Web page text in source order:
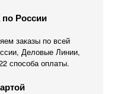
России
заказы по всей
Деловые Линии,
способа оплаты.